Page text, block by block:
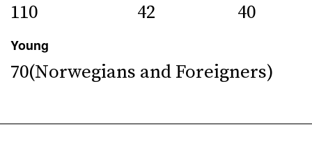
110 42 40
Young
70(Norwegians and Foreigners)